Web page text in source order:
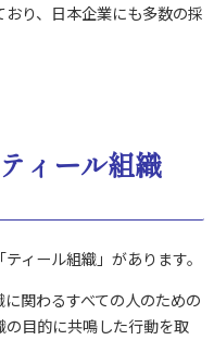
り、日本企業にも多数の採
ィール組織
ィール組織」があります。
関わるすべての人のための
目的に共鳴した行動を取